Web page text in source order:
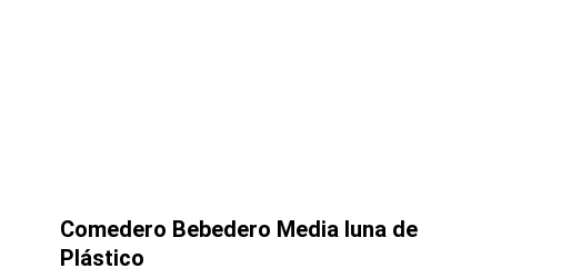
Comedero Bebedero Media luna de
Plástico